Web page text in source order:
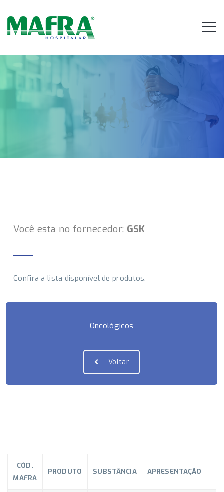
Você esta no fornecedor: GSK
Confira a lista disponível de produtos.
Oncológicos
Voltar
CÓD.
MAFRA
PRODUTO SUBSTÂNCIA APRESENTAÇÃO